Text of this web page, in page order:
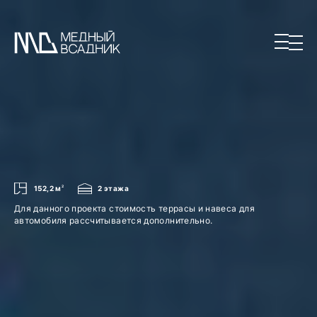
152,2 м2 2 этажа
Для данного проекта стоимость террасы и навеса для
автомобиля рассчитывается дополнительно.